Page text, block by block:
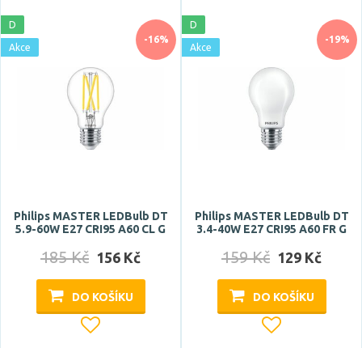
-16%
D
Akce
Philips MASTER LEDBulb DT
5.9-60W E27 CRI95 A60 CL G
185 Kč 156 Kč
DO KOŠÍKU
-19%
D
Akce
Philips MASTER LEDBulb DT
3.4-40W E27 CRI95 A60 FR G
159 Kč 129 Kč
DO KOŠÍKU